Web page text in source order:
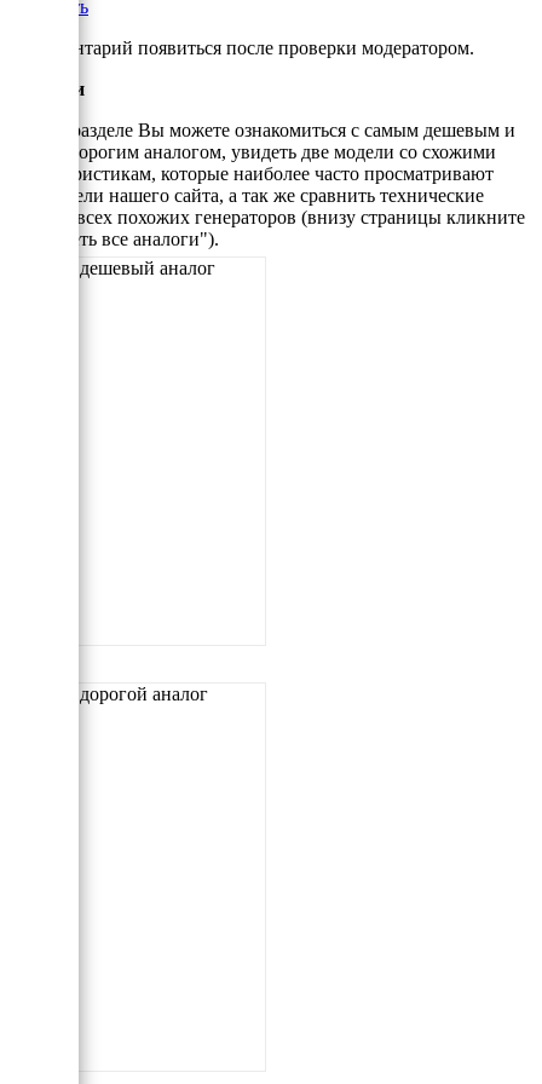
Добавить
*Комментарий появиться после проверки модератором.
Аналоги
В этом разделе Вы можете ознакомиться с самым дешевым и
самым дорогим аналогом, увидеть две модели со схожими
характеристикам, которые наиболее часто просматривают
посетители нашего сайта, а так же сравнить технические
данные всех похожих генераторов (внизу страницы кликните
"Смотреть все аналоги").
Самый дешевый аналог
Самый дорогой аналог